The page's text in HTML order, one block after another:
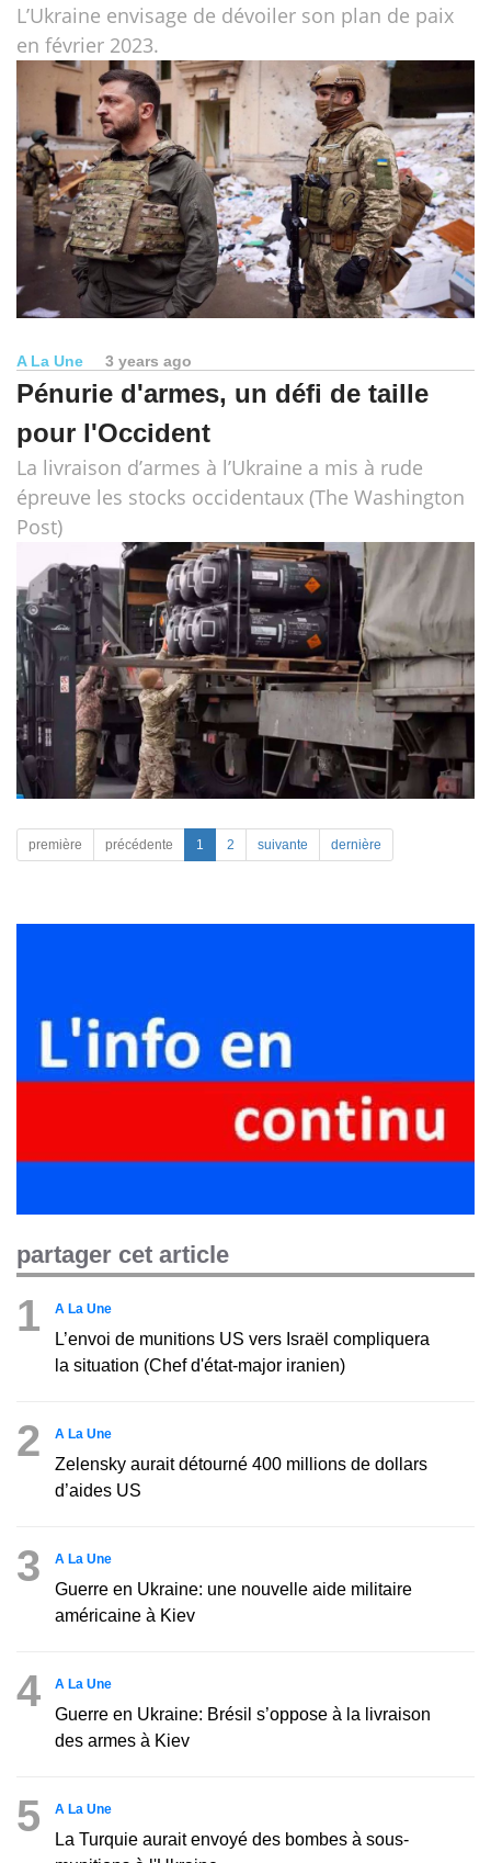
L’Ukraine envisage de dévoiler son plan de paix
en février 2023.
A La Une 3 years ago
Pénurie d'armes, un défi de taille
pour l'Occident
La livraison d’armes à l’Ukraine a mis à rude
épreuve les stocks occidentaux (The Washington
Post)
première précédente 1 2 suivante dernière
partager cet article
1 A La Une
L’envoi de munitions US vers Israël compliquera
la situation (Chef d'état-major iranien)
2 A La Une
Zelensky aurait détourné 400 millions de dollars
d’aides US
3 A La Une
Guerre en Ukraine: une nouvelle aide militaire
américaine à Kiev
4 A La Une
Guerre en Ukraine: Brésil s’oppose à la livraison
des armes à Kiev
5 A La Une
La Turquie aurait envoyé des bombes à sous-